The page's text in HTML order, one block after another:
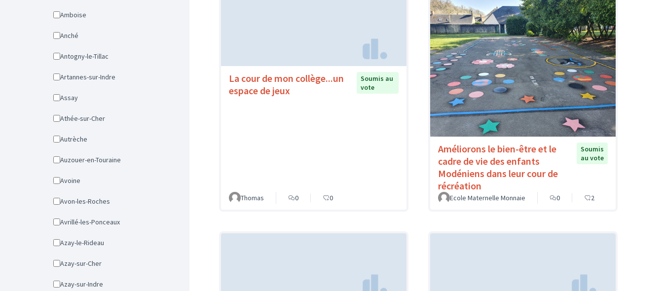
Amboise
Anché
Antogny-le-Tillac
Artannes-sur-Indre
Assay
Athée-sur-Cher
Autrèche
Auzouer-en-Touraine
Avoine
Avon-les-Roches
Avrillé-les-Ponceaux
Azay-le-Rideau
Azay-sur-Cher
Azay-sur-Indre
La cour de mon collège...un
espace de jeux
Soumis au
vote
Thomas 0 0
Améliorons le bien-être et le
cadre de vie des enfants
Modéniens dans leur cour de
récréation
Soumis
au vote
Ecole Maternelle Monnaie 0 2